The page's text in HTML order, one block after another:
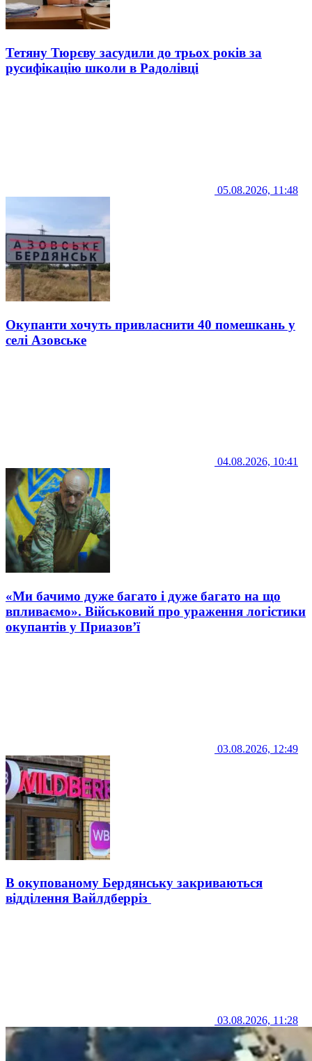
Тетяну Тюрєву засудили до трьох років за
русифікацію школи в Радолівці
05.08.2026, 11:48
Окупанти хочуть привласнити 40 помешкань у
селі Азовське
04.08.2026, 10:41
«Ми бачимо дуже багато і дуже багато на що
впливаємо». Військовий про ураження логістики
окупантів у Приазов’ї
03.08.2026, 12:49
В окупованому Бердянську закриваються
відділення Вайлдберріз
03.08.2026, 11:28